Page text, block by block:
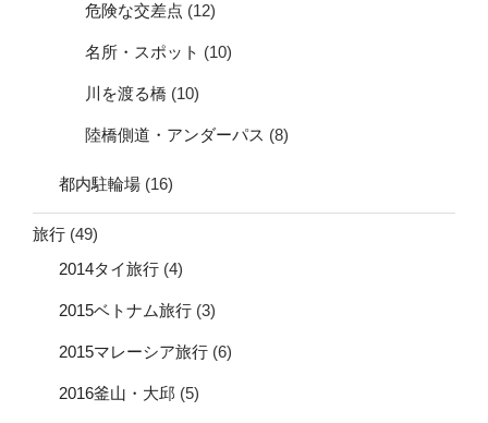
危険な交差点 (12)
名所・スポット (10)
川を渡る橋 (10)
陸橋側道・アンダーパス (8)
都内駐輪場 (16)
旅行 (49)
2014タイ旅行 (4)
2015ベトナム旅行 (3)
2015マレーシア旅行 (6)
2016釜山・大邱 (5)